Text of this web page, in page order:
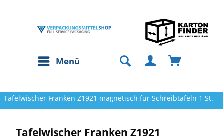
Menü
Tafelwischer Franken Z1921 magnetisch für Schreibtafeln 1 St.
Tafelwischer Franken Z1921